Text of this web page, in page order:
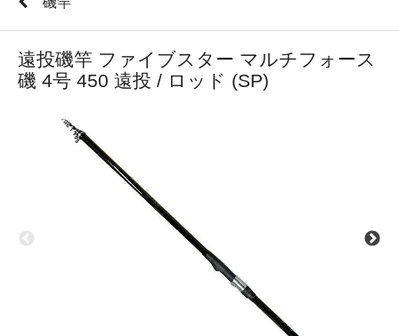
遠投磯竿 ファイブスター マルチフォース
磯 4号 450 遠投 / ロッド (SP)